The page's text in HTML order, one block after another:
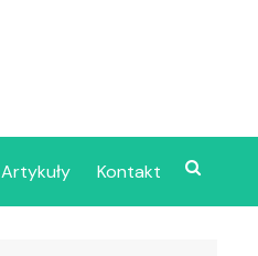
Artykuły Kontakt